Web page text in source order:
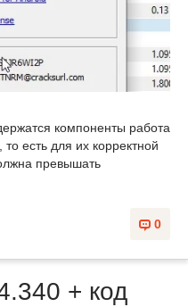
компоненты работа
есть для их корректной
превышать
0
+ код